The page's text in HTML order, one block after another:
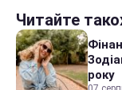
Читайте
року